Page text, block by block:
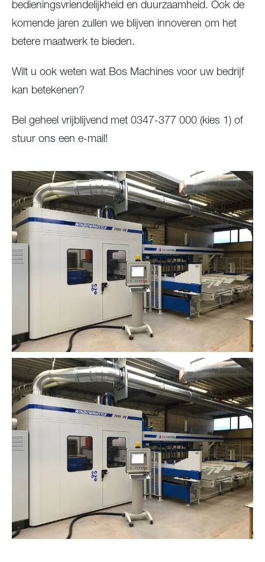
bedieningsvriendelijkheid en duurzaamheid. Ook de
komende jaren zullen we blijven innoveren om het
betere maatwerk te bieden.
Wilt u ook weten wat Bos Machines voor uw bedrijf
kan betekenen?
Bel geheel vrijblijvend met 0347-377 000 (kies 1) of
stuur ons een e-mail!